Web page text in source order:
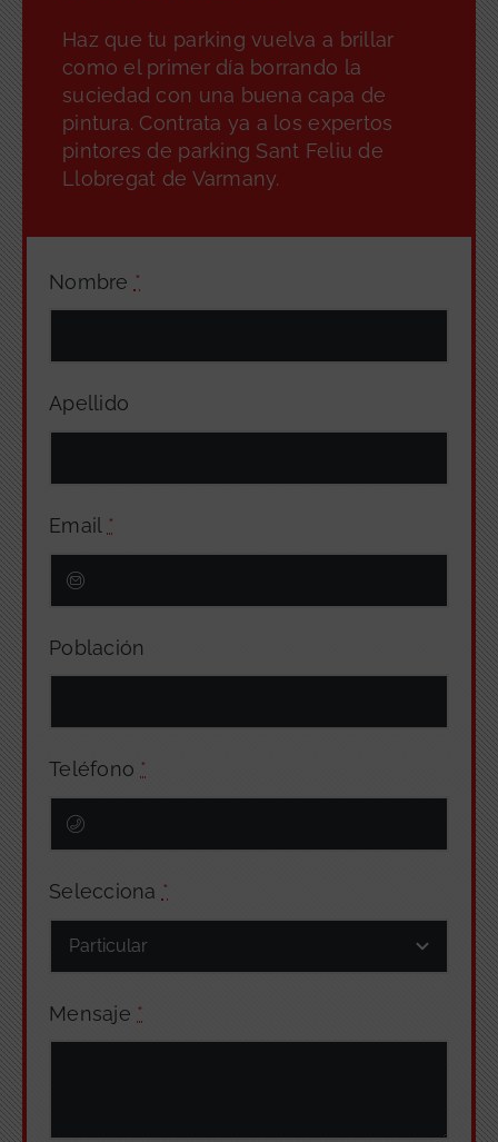
Nombre *
Apellido
Email *
Población
Teléfono *
Selecciona *
Mensaje *
Haz que tu parking vuelva a brillar
como el primer día borrando la
suciedad con una buena capa de
pintura. Contrata ya a los expertos
pintores de parking Sant Feliu de
Llobregat de Varmany.